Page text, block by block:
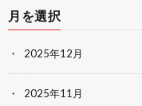
月を選択
2025年12月
2025年11月